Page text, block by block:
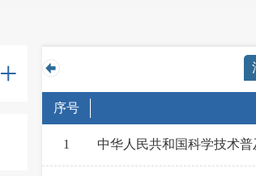
+
序号
1 中华人民共和国科学技术普